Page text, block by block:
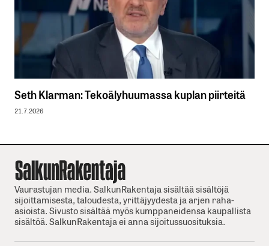
Seth Klarman: Tekoälyhuumassa kuplan piirteitä
21.7.2026
Vaurastujan media. SalkunRakentaja sisältää sisältöjä
sijoittamisesta, taloudesta, yrittäjyydesta ja arjen raha-
asioista. Sivusto sisältää myös kumppaneidensa kaupallista
sisältöä. SalkunRakentaja ei anna sijoitussuosituksia.